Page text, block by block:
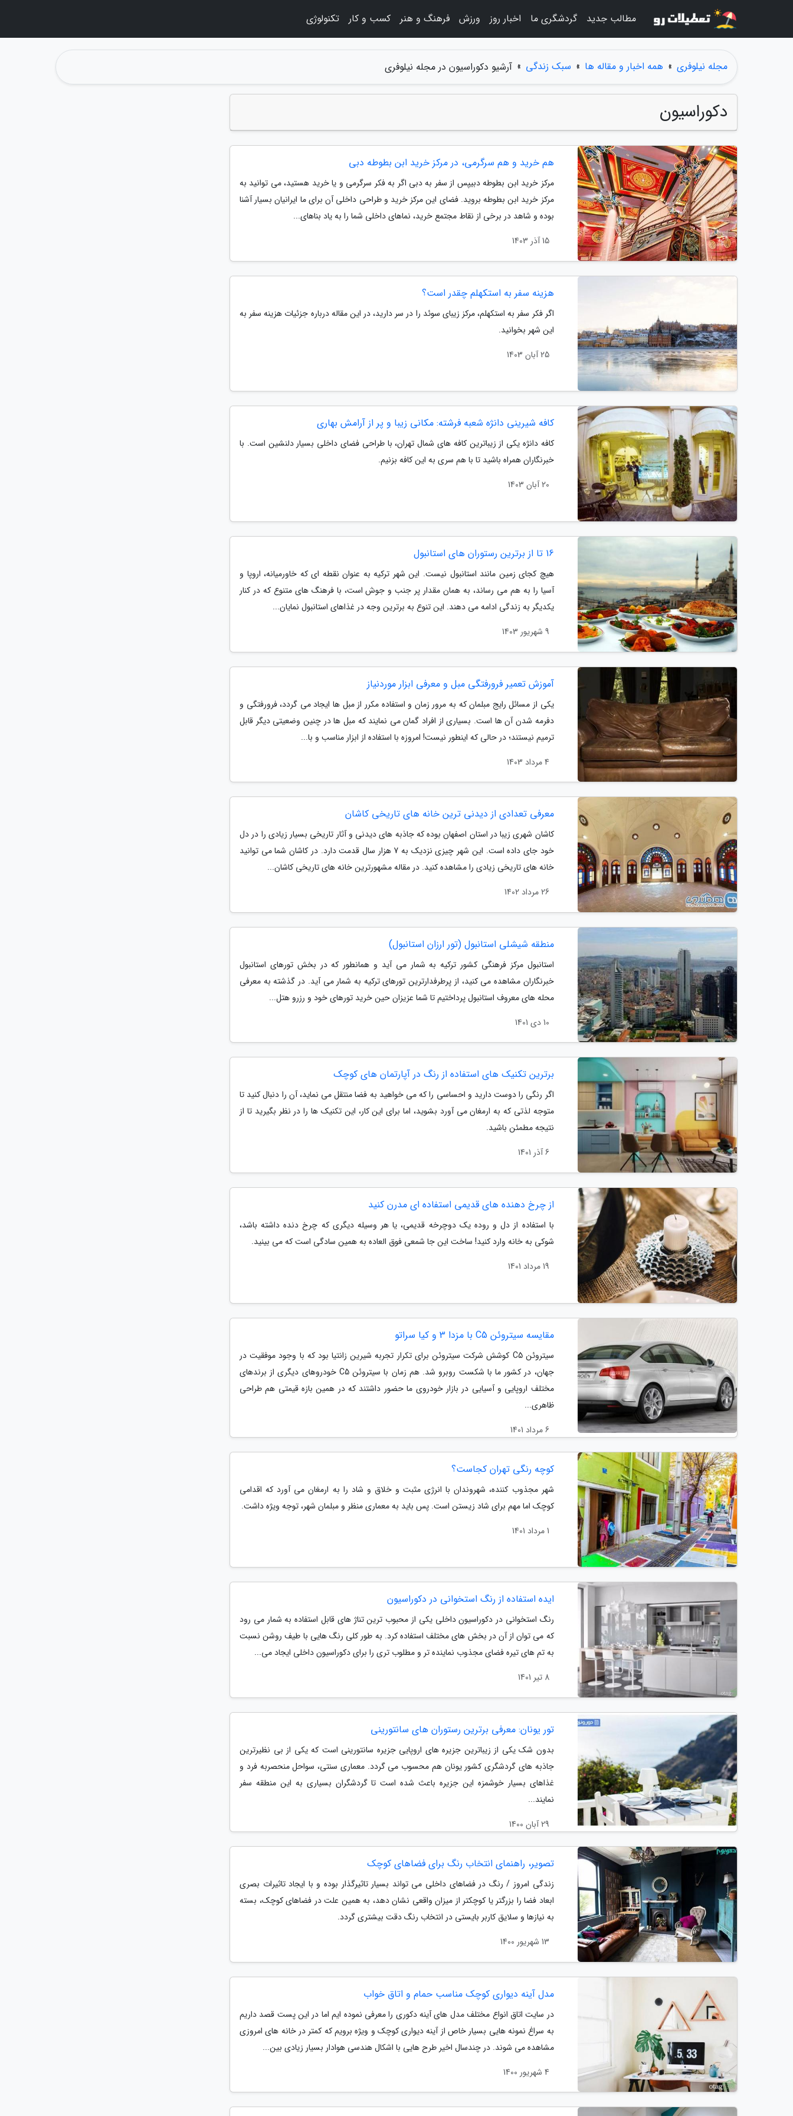
مجله نیلوفری » همه اخبار و مقاله ها » سبک زندگی » آرشیو دکوراسیون در مجله نیلوفری
دکوراسیون
هم خرید و هم سرگرمی، در مرکز خرید ابن بطوطه دبی
مرکز خرید ابن بطوطه دبیپس از سفر به دبی اگر به فکر سرگرمی و یا خرید هستید، می توانید به
مرکز خرید ابن بطوطه بروید. فضای این مرکز خرید و طراحی داخلی آن برای ما ایرانیان بسیار آشنا
بوده و شاهد در برخی از نقاط مجتمع خرید، نماهای داخلی شما را به یاد بناهای...
15 آذر 1403
هزینه سفر به استکهلم چقدر است؟
اگر فکر سفر به استکهلم، مرکز زیبای سوئد را در سر دارید، در این مقاله درباره جزئیات هزینه سفر به
این شهر بخوانید.
25 آبان 1403
کافه شیرینی دانژه شعبه فرشته: مکانی زیبا و پر از آرامش بهاری
کافه دانژه یکی از زیباترین کافه های شمال تهران، با طراحی فضای داخلی بسیار دلنشین است. با
خبرنگاران همراه باشید تا با هم سری به این کافه بزنیم.
20 آبان 1403
16 تا از برترین رستوران های استانبول
هیچ کجای زمین مانند استانبول نیست. این شهر ترکیه به عنوان نقطه ای که خاورمیانه، اروپا و
آسیا را به هم می رساند، به همان مقدار پر جنب و جوش است، با فرهنگ های متنوع که در کنار
یکدیگر به زندگی ادامه می دهند. این تنوع به برترین وجه در غذاهای استانبول نمایان...
9 شهریور 1403
آموزش تعمیر فرورفتگی مبل و معرفی ابزار موردنیاز
یکی از مسائل رایج مبلمان که به مرور زمان و استفاده مکرر از مبل ها ایجاد می گردد، فرورفتگی و
دفرمه شدن آن ها است. بسیاری از افراد گمان می نمایند که مبل ها در چنین وضعیتی دیگر قابل
ترمیم نیستند؛ در حالی که اینطور نیست! امروزه با استفاده از ابزار مناسب و با...
4 مرداد 1403
معرفی تعدادی از دیدنی ترین خانه های تاریخی کاشان
کاشان شهری زیبا در استان اصفهان بوده که جاذبه های دیدنی و آثار تاریخی بسیار زیادی را در دل
خود جای داده است. این شهر چیزی نزدیک به 7 هزار سال قدمت دارد. در کاشان شما می توانید
خانه های تاریخی زیادی را مشاهده کنید. در مقاله مشهورترین خانه های تاریخی کاشان...
26 مرداد 1402
منطقه شیشلی استانبول (تور ارزان استانبول)
استانبول مرکز فرهنگی کشور ترکیه به شمار می آید و همانطور که در بخش تورهای استانبول
خبرنگاران مشاهده می کنید، از پرطرفدارترین تورهای ترکیه به شمار می آید. در گذشته به معرفی
محله های معروف استانبول پرداختیم تا شما عزیزان حین خرید تورهای خود و رزرو هتل...
10 دی 1401
برترین تکنیک های استفاده از رنگ در آپارتمان های کوچک
اگر رنگی را دوست دارید و احساسی را که می خواهید به فضا منتقل می نماید، آن را دنبال کنید تا
متوجه لذتی که به ارمغان می آورد بشوید، اما برای این کار، این تکنیک ها را در نظر بگیرید تا از
نتیجه مطمئن باشید.
6 آذر 1401
از چرخ دهنده های قدیمی استفاده ای مدرن کنید
با استفاده از دل و روده یک دوچرخه قدیمی، یا هر وسیله دیگری که چرخ دنده داشته باشد،
شوکی به خانه وارد کنید! ساخت این جا شمعی فوق العاده به همین سادگی است که می بینید.
19 مرداد 1401
مقایسه سیتروئن C5 با مزدا 3 و کیا سراتو
سیتروئن C5 کوشش شرکت سیتروئن برای تکرار تجربه شیرین زانتیا بود که با وجود موفقیت در
جهان، در کشور ما با شکست روبرو شد. هم زمان با سیتروئن C5 خودروهای دیگری از برندهای
مختلف اروپایی و آسیایی در بازار خودروی ما حضور داشتند که در همین بازه قیمتی هم طراحی
ظاهری...
6 مرداد 1401
کوچه رنگی تهران کجاست؟
شهر مجذوب کننده، شهروندان با انرژی مثبت و خلاق و شاد را به ارمغان می آورد که اقدامی
کوچک اما مهم برای شاد زیستن است. پس باید به معماری منظر و مبلمان شهر، توجه ویژه داشت.
1 مرداد 1401
ایده استفاده از رنگ استخوانی در دکوراسیون
رنگ استخوانی در دکوراسیون داخلی یکی از محبوب ترین تناژ های قابل استفاده به شمار می رود
که می توان از آن در بخش های مختلف استفاده کرد. به طور کلی رنگ هایی با طیف روشن نسبت
به تم های تیره فضای مجذوب نماینده تر و مطلوب تری را برای دکوراسیون داخلی ایجاد می...
8 تیر 1401
تور یونان: معرفی برترین رستوران های سانتورینی
بدون شک یکی از زیباترین جزیره های اروپایی جزیره سانتورینی است که یکی از بی نظیرترین
جاذبه های گردشگری کشور یونان هم محسوب می گردد. معماری سنتی، سواحل منحصربه فرد و
غذاهای بسیار خوشمزه این جزیره باعث شده است تا گردشگران بسیاری به این منطقه سفر
نمایند...
29 آبان 1400
تصویر، راهنمای انتخاب رنگ برای فضاهای کوچک
زندگی امروز / رنگ در فضاهای داخلی می تواند بسیار تاثیرگذار بوده و با ایجاد تاثیرات بصری
ابعاد فضا را بزرگتر یا کوچکتر از میزان واقعی نشان دهد، به همین علت در فضاهای کوچک، بسته
به نیازها و سلایق کاربر بایستی در انتخاب رنگ دقت بیشتری گردد.
13 شهریور 1400
مدل آینه دیواری کوچک مناسب حمام و اتاق خواب
در سایت اتاق انواع مختلف مدل های آینه دکوری را معرفی نموده ایم اما در این پست قصد داریم
به سراغ نمونه هایی بسیار خاص از آینه دیواری کوچک و ویژه برویم که کمتر در خانه های امروزی
مشاهده می شوند. در چندسال اخیر طرح هایی با اشکال هندسی هوادار بسیار زیادی بین...
4 شهریور 1400
مطالب جدید گردشگری ما اخبار روز ورزش فرهنگ و هنر کسب و کار تکنولوژی